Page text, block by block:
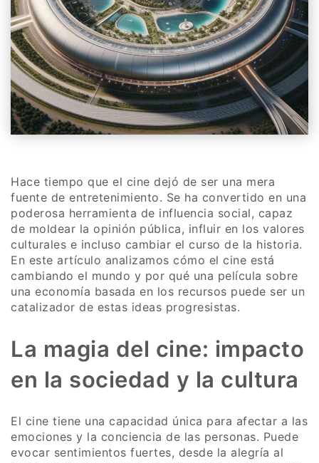
Hace tiempo que el cine dejó de ser una mera
fuente de entretenimiento. Se ha convertido en una
poderosa herramienta de influencia social, capaz
de moldear la opinión pública, influir en los valores
culturales e incluso cambiar el curso de la historia.
En este artículo analizamos cómo el cine está
cambiando el mundo y por qué una película sobre
una economía basada en los recursos puede ser un
catalizador de estas ideas progresistas.
La magia del cine: impacto
en la sociedad y la cultura
El cine tiene una capacidad única para afectar a las
emociones y la conciencia de las personas. Puede
evocar sentimientos fuertes, desde la alegría al